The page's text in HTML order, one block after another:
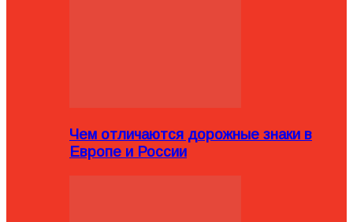
Чем отличаются дорожные знаки в
Европе и России